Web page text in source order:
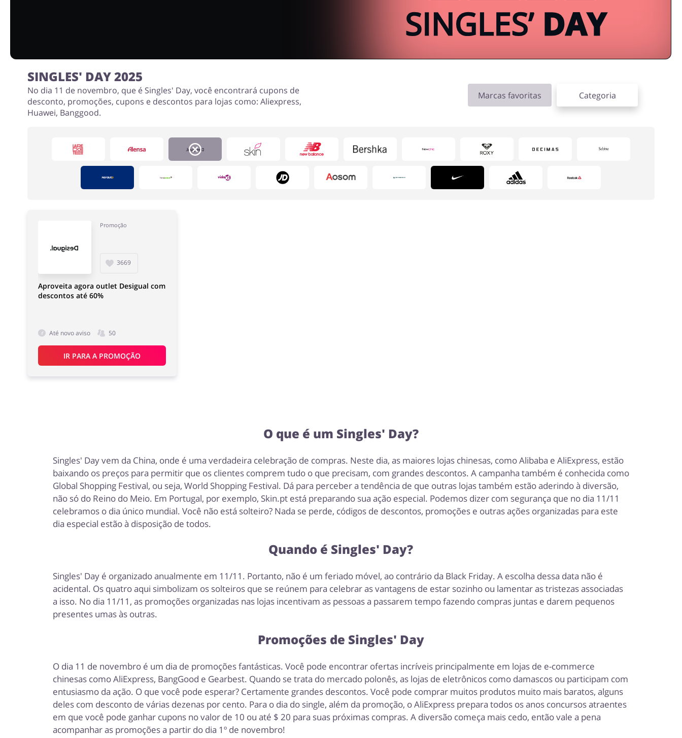
SINGLES' DAY 2025
No dia 11 de novembro, que é Singles' Day, você encontrará cupons de
desconto, promoções, cupons e descontos para lojas como: Aliexpress,
Huawei, Banggood.
Marcas favoritas Categoria
Prendas e flores Roupas e Calçados
Promoção
3669
Aproveita agora outlet Desigual com
descontos até 60%
Até novo aviso 50
IR PARA A PROMOÇÃO
O que é um Singles' Day?
Singles' Day vem da China, onde é uma verdadeira celebração de compras. Neste dia, as maiores lojas chinesas, como Alibaba e AliExpress, estão
baixando os preços para permitir que os clientes comprem tudo o que precisam, com grandes descontos. A campanha também é conhecida como
Global Shopping Festival, ou seja, World Shopping Festival. Dá para perceber a tendência de que outras lojas também estão aderindo à diversão,
não só do Reino do Meio. Em Portugal, por exemplo, Skin.pt está preparando sua ação especial. Podemos dizer com segurança que no dia 11/11
celebramos o dia único mundial. Você não está solteiro? Nada se perde, códigos de descontos, promoções e outras ações organizadas para este
dia especial estão à disposição de todos.
Quando é Singles' Day?
Singles' Day é organizado anualmente em 11/11. Portanto, não é um feriado móvel, ao contrário da Black Friday. A escolha dessa data não é
acidental. Os quatro aqui simbolizam os solteiros que se reúnem para celebrar as vantagens de estar sozinho ou lamentar as tristezas associadas
a isso. No dia 11/11, as promoções organizadas nas lojas incentivam as pessoas a passarem tempo fazendo compras juntas e darem pequenos
presentes umas às outras.
Promoções de Singles' Day
O dia 11 de novembro é um dia de promoções fantásticas. Você pode encontrar ofertas incríveis principalmente em lojas de e-commerce
chinesas como AliExpress, BangGood e Gearbest. Quando se trata do mercado polonês, as lojas de eletrônicos como damascos ou participam com
entusiasmo da ação. O que você pode esperar? Certamente grandes descontos. Você pode comprar muitos produtos muito mais baratos, alguns
deles com desconto de várias dezenas por cento. Para o dia do single, além da promoção, o AliExpress prepara todos os anos concursos atraentes
em que você pode ganhar cupons no valor de 10 ou até $ 20 para suas próximas compras. A diversão começa mais cedo, então vale a pena
acompanhar as promoções a partir do dia 1º de novembro!